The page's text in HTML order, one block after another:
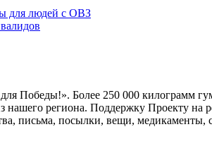
для людей с ОВЗ
Победы!». Более 250 000 килограмм
региона. Поддержку Проекту на
письма, посылки, вещи, медикаменты,